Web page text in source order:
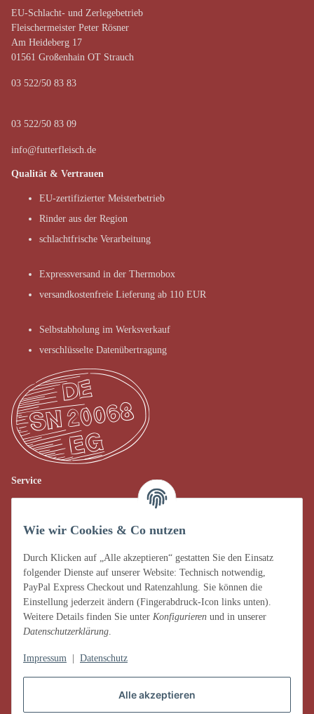
Alle akzeptieren
Wie wir Cookies & Co nutzen
Durch Klicken auf „Alle akzeptieren“ gestatten Sie den Einsatz
folgender Dienste auf unserer Website: Technisch notwendig,
PayPal Express Checkout und Ratenzahlung. Sie können die
Einstellung jederzeit ändern (Fingerabdruck-Icon links unten).
Weitere Details finden Sie unter Konfigurieren und in unserer
Datenschutzerklärung.
Impressum Datenschutz
EU-Schlacht- und Zerlegebetrieb
Fleischermeister Peter Rösner
Am Heideberg 17
01561 Großenhain OT Strauch
03 522/50 83 83
03 522/50 83 09
info@futterfleisch.de
Qualität & Vertrauen
EU-zertifizierter Meisterbetrieb
Rinder aus der Region
schlachtfrische Verarbeitung
Expressversand in der Thermobox
versandkostenfreie Lieferung ab 110 EUR
Selbstabholung im Werksverkauf
verschlüsselte Datenübertragung
Service
AGB
Impressum
Datenschutz
Widerrufsrecht
Zahlung & Versand